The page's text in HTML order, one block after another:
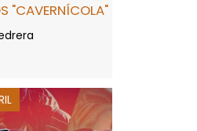
"CAVERNÍCOLA"